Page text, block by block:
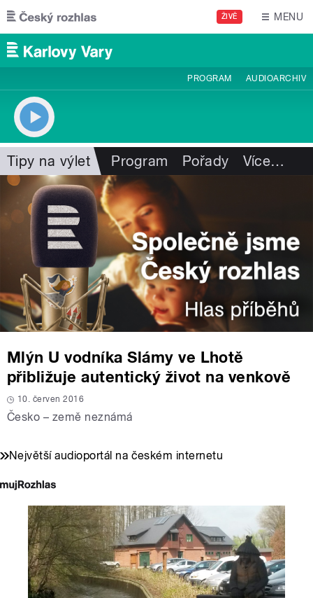
Přejít k hlavnímu obsahu
ŽIVĚ MENU
PROGRAM AUDIOARCHIV
Tipy na výlet Program Pořady Více…
Mlýn U vodníka Slámy ve Lhotě
přibližuje autentický život na venkově
10. červen 2016
Česko – země neznámá
Největší audioportál na českém internetu